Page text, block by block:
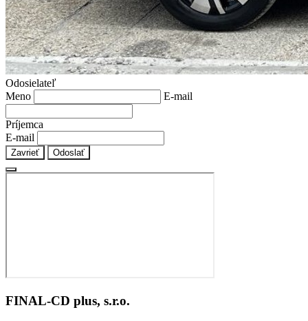
Odosielateľ
Meno
E-mail
Príjemca
E-mail
Zavrieť Odoslať
FINAL-CD plus, s.r.o.